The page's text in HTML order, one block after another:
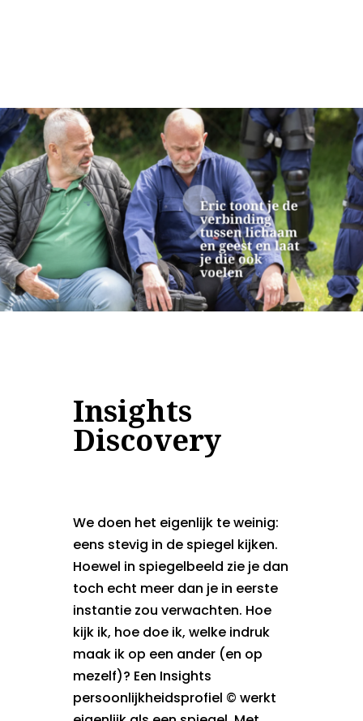
Insights
Discovery
We doen het eigenlijk te weinig:
eens stevig in de spiegel kijken.
Hoewel in spiegelbeeld zie je dan
toch echt meer dan je in eerste
instantie zou verwachten. Hoe
kijk ik, hoe doe ik, welke indruk
maak ik op een ander (en op
mezelf)? Een Insights
persoonlijkheidsprofiel © werkt